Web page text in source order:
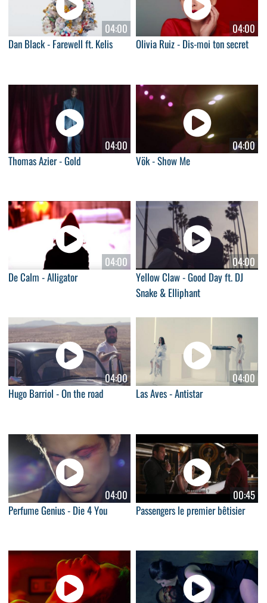
04:00
Dan Black - Farewell ft. Kelis
04:00
Olivia Ruiz - Dis-moi ton secret
04:00
Thomas Azier - Gold
04:00
Vök - Show Me
04:00
De Calm - Alligator
04:00
Yellow Claw - Good Day ft. DJ
Snake & Elliphant
04:00
Hugo Barriol - On the road
04:00
Las Aves - Antistar
04:00
Perfume Genius - Die 4 You
00:45
Passengers le premier bêtisier